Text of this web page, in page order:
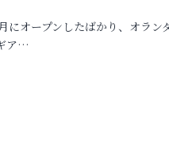
にオープンしたばかり、オラン
ア…